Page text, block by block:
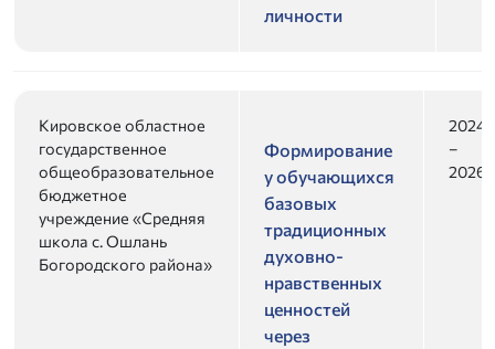
личности
Кировское областное
государственное
общеобразовательное
бюджетное
учреждение «Средняя
школа с. Ошлань
Богородского района»
Формирование
у обучающихся
базовых
традиционных
духовно-
нравственных
ценностей
через
2024
–
2026